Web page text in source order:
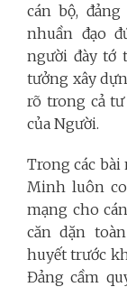
cán bộ,
nhuần đạo
người đày tớ
tưởng xây
rõ trong cả
của Người.
Trong các bài
Minh luôn
mạng cho
căn dặn
huyết trước
Đảng cầm